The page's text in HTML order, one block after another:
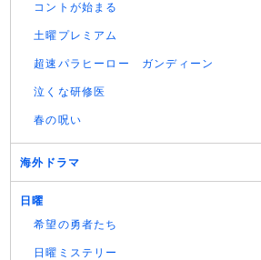
コントが始まる
土曜プレミアム
超速パラヒーロー ガンディーン
泣くな研修医
春の呪い
海外ドラマ
日曜
希望の勇者たち
日曜ミステリー